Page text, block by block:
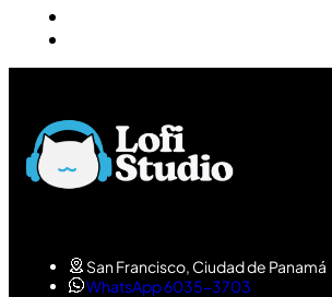
San Francisco, Ciudad de Panamá
WhatsApp 6035-3703